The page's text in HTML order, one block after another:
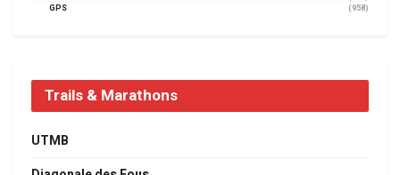
GPS
(958)
Trails & Marathons
UTMB